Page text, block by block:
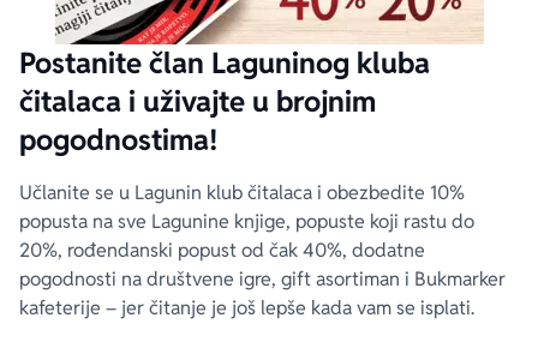
Postanite član Laguninog kluba
čitalaca i uživajte u brojnim
pogodnostima!
Učlanite se u Lagunin klub čitalaca i obezbedite 10%
popusta na sve Lagunine knjige, popuste koji rastu do
20%, rođendanski popust od čak 40%, dodatne
pogodnosti na društvene igre, gift asortiman i Bukmarker
kafeterije – jer čitanje je još lepše kada vam se isplati.